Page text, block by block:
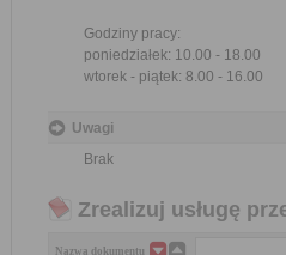
Godziny pracy:
poniedziałek: 10.00 - 18.00
wtorek - piątek: 8.00 - 16.00
Uwagi
Brak
Zrealizuj usługę
Nazwa dokumentu